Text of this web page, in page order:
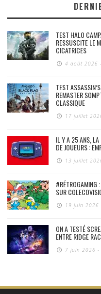
TEST HALO
RESSUSCITE LE
CICATRICES
4 août 2026
TEST
REMASTER
CLASSIQUE
17 juillet
IL Y A 25 ANS, LA
DE JOUEURS :
13 juillet
#RÉTROGAMING
SUR
19 juin 2026
ON A TESTÉ
ENTRE RIDGE
7 juin 2026 -